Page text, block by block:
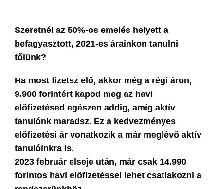
Szeretnél az 50%-os emelés helyett a
befagyasztott, 2021-es árainkon tanulni
tőlünk?
Ha most fizetsz elő, akkor még a régi áron,
9.900 forintért kapod meg az havi
előfizetésed egészen addig, amíg aktív
tanulónk maradsz. Ez a kedvezményes
előfizetési ár vonatkozik a már meglévő aktív
tanulóinkra is.
2023 február elseje után, már csak 14.990
forintos havi előfizetéssel lehet csatlakozni a